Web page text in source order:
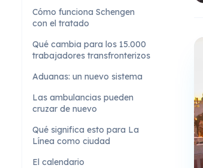
Cómo funciona Schengen
con el tratado
Qué cambia para los 15.000
trabajadores transfronterizos
Aduanas: un nuevo sistema
Las ambulancias pueden
cruzar de nuevo
Qué significa esto para La
Línea como ciudad
El calendario